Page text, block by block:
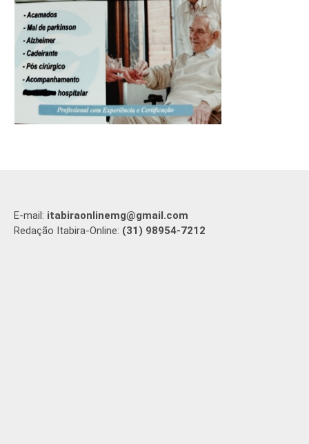
E-mail: itabiraonlinemg@gmail.com
Redação Itabira-Online: (31) 98954-7212